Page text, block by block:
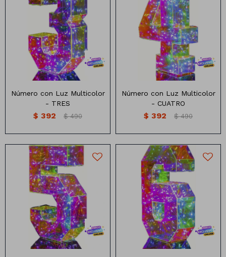
Números con luz multicolor
MEDIDA: 24 CM X16.5CM
Número con Luz Multicolor
- TRES
$ 392 $ 490
Números con luz multicolor
MEDIDA: 24 CM X16.5CM
Número con Luz Multicolor
- CUATRO
$ 392 $ 490
Números con luz multicolor
MEDIDA: 24 CM X16.5CM
Números con luz multicolor
MEDIDA: 24 CM X16.5CM